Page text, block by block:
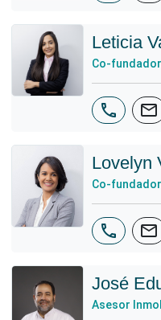
Leticia
Co-
phone mail
Lovelyn
Co-
phone mail
José
Asesor